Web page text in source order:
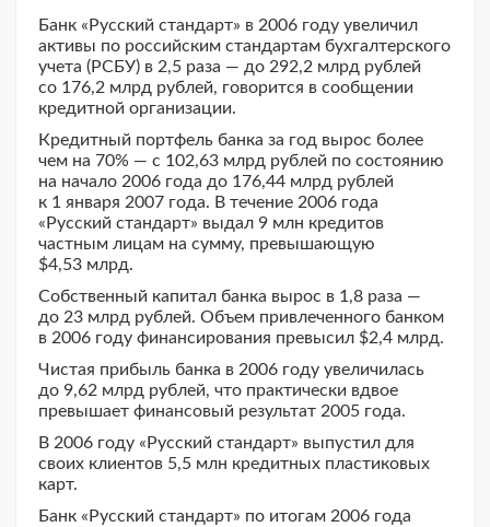
Банк «Русский стандарт» в 2006 году увеличил
активы по российским стандартам бухгалтерского
учета (РСБУ) в 2,5 раза — до 292,2 млрд рублей
со 176,2 млрд рублей, говорится в сообщении
кредитной организации.
Кредитный портфель банка за год вырос более
чем на 70% — с 102,63 млрд рублей по состоянию
на начало 2006 года до 176,44 млрд рублей
к 1 января 2007 года. В течение 2006 года
«Русский стандарт» выдал 9 млн кредитов
частным лицам на сумму, превышающую
$4,53 млрд.
Собственный капитал банка вырос в 1,8 раза —
до 23 млрд рублей. Объем привлеченного банком
в 2006 году финансирования превысил $2,4 млрд.
Чистая прибыль банка в 2006 году увеличилась
до 9,62 млрд рублей, что практически вдвое
превышает финансовый результат 2005 года.
В 2006 году «Русский стандарт» выпустил для
своих клиентов 5,5 млн кредитных пластиковых
карт.
Банк «Русский стандарт» по итогам 2006 года